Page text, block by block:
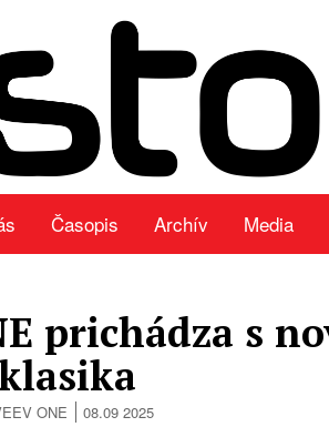
Časopis Archív Media
prichádza s
ONE 08.09 2025